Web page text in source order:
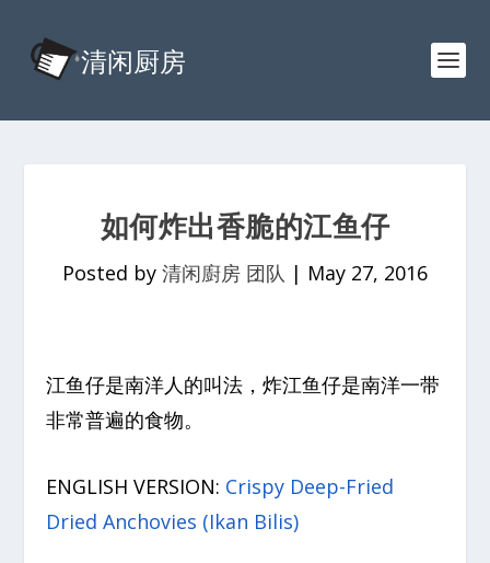
如何炸出香脆的江鱼仔
Posted by 清闲廚房 团队 | May 27, 2016
江鱼仔是南洋人的叫法，炸江鱼仔是南洋一带
非常普遍的食物。
ENGLISH VERSION: Crispy Deep-Fried
Dried Anchovies (Ikan Bilis)